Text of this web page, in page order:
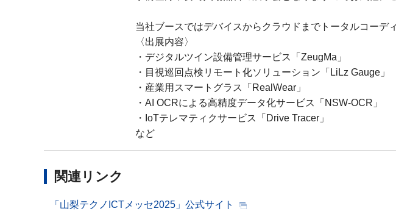
当社ブースではデバイスからクラウドまでトータルコーデ
〈出展内容〉
・デジタルツイン設備管理サービス「ZeugMa」
・目視巡回点検リモート化ソリューション「LiLz Gauge」
・産業用スマートグラス「RealWear」
・AI OCRによる高精度データ化サービス「NSW-OCR」
・IoTテレマティクサービス「Drive Tracer」
など
関連リンク
「山梨テクノICTメッセ2025」公式サイト